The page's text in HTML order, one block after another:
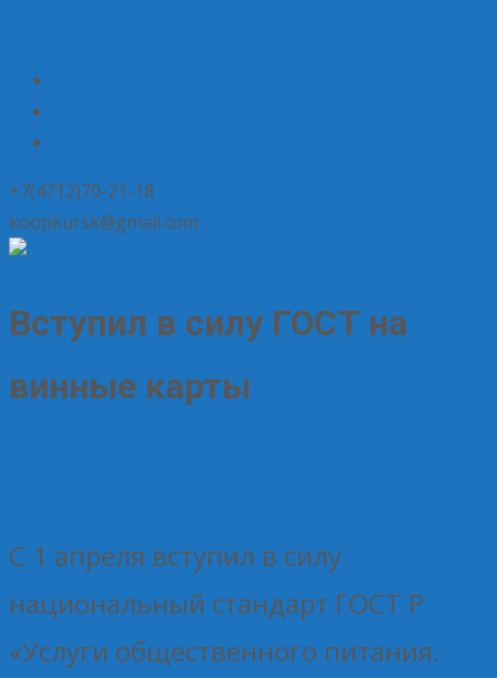
+7(4712)70-21-18
koopkursk@gmail.com
Вступил в силу ГОСТ на
винные карты
С 1 апреля вступил в силу
национальный стандарт ГОСТ Р
«Услуги общественного питания.